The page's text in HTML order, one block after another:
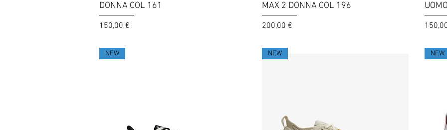
DONNA COL 161
Prezzo
150,00 €
MAX 2 DONNA COL 196
Prezzo
200,00 € Prezzo
NEW NEW NEW